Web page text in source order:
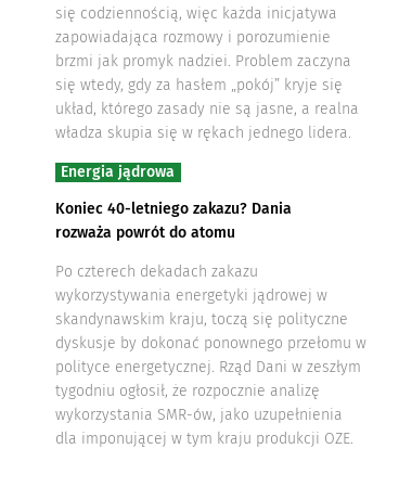
się codziennością, więc każda inicjatywa
zapowiadająca rozmowy i porozumienie
brzmi jak promyk nadziei. Problem zaczyna
się wtedy, gdy za hasłem „pokój” kryje się
układ, którego zasady nie są jasne, a realna
władza skupia się w rękach jednego lidera.
Energia jądrowa
Koniec 40-letniego zakazu? Dania
rozważa powrót do atomu
Po czterech dekadach zakazu
wykorzystywania energetyki jądrowej w
skandynawskim kraju, toczą się polityczne
dyskusje by dokonać ponownego przełomu w
polityce energetycznej. Rząd Dani w zeszłym
tygodniu ogłosił, że rozpocznie analizę
wykorzystania SMR-ów, jako uzupełnienia
dla imponującej w tym kraju produkcji OZE.